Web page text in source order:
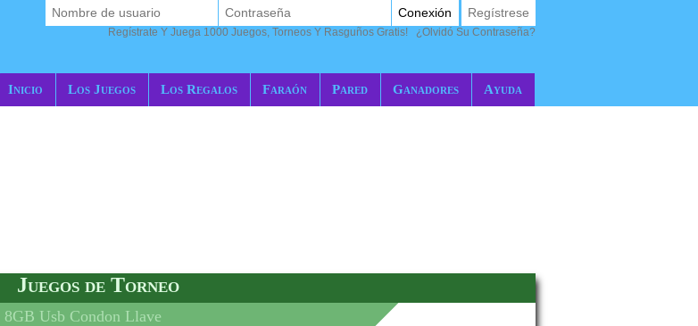
Inicio Los Juegos Los Regalos Faraón Pared Ganadores Ayuda
Conexión Regístrese
Regístrate Y Juega 1000 Juegos, Torneos Y Rasguños Gratis! ¿Olvidó Su Contraseña?
Juegos de Torneo
8GB Usb Condon Llave